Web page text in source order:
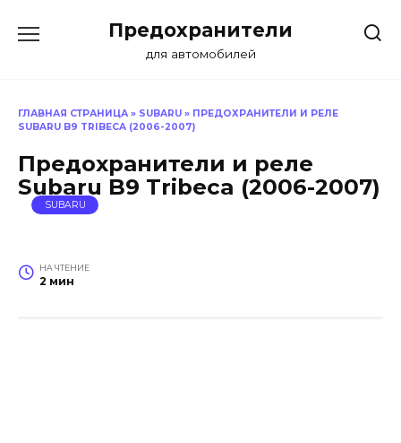
Предохранители
для автомобилей
ГЛАВНАЯ СТРАНИЦА » SUBARU » ПРЕДОХРАНИТЕЛИ И РЕЛЕ
SUBARU B9 TRIBECA (2006-2007)
Предохранители и реле
Subaru B9 Tribeca (2006-2007)
SUBARU
НА ЧТЕНИЕ
2 мин